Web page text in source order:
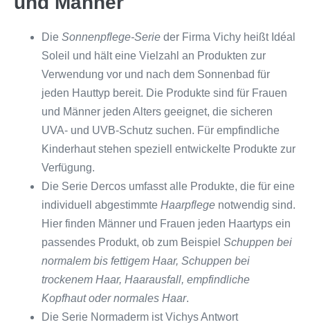
Die Sonnenpflege-Serie der Firma Vichy heißt Idéal
Soleil und hält eine Vielzahl an Produkten zur
Verwendung vor und nach dem Sonnenbad für
jeden Hauttyp bereit. Die Produkte sind für Frauen
und Männer jeden Alters geeignet, die sicheren
UVA- und UVB-Schutz suchen. Für empfindliche
Kinderhaut stehen speziell entwickelte Produkte zur
Verfügung.
Die Serie Dercos umfasst alle Produkte, die für eine
individuell abgestimmte Haarpflege notwendig sind.
Hier finden Männer und Frauen jeden Haartyps ein
passendes Produkt, ob zum Beispiel Schuppen bei
normalem bis fettigem Haar, Schuppen bei
trockenem Haar, Haarausfall, empfindliche
Kopfhaut oder normales Haar.
Die Serie Normaderm ist Vichys Antwort